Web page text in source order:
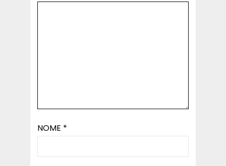
NOME *